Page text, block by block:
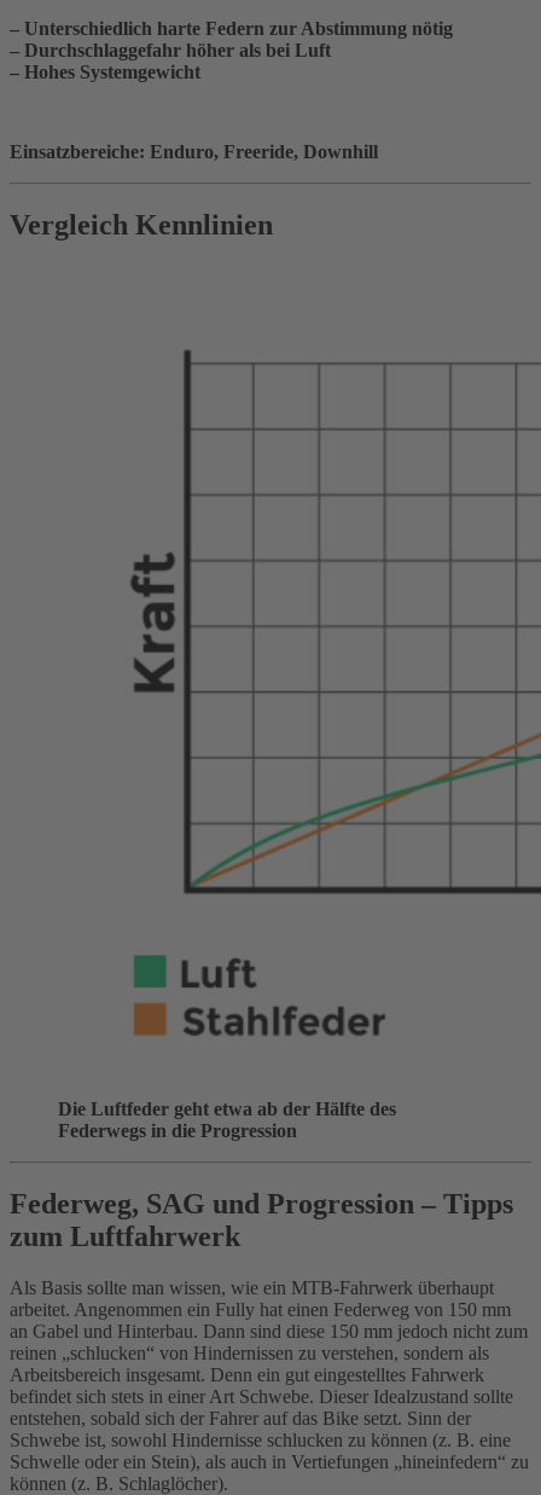
– Unterschiedlich harte Federn zur Abstimmung nötig
– Durchschlaggefahr höher als bei Luft
– Hohes Systemgewicht
Einsatzbereiche: Enduro, Freeride, Downhill
Vergleich Kennlinien
Die Luftfeder geht etwa ab der Hälfte des
Federwegs in die Progression
Federweg, SAG und Progression – Tipps
zum Luftfahrwerk
Als Basis sollte man wissen, wie ein MTB-Fahrwerk überhaupt
arbeitet. Angenommen ein Fully hat einen Federweg von 150 mm
an Gabel und Hinterbau. Dann sind diese 150 mm jedoch nicht zum
reinen „schlucken“ von Hindernissen zu verstehen, sondern als
Arbeitsbereich insgesamt. Denn ein gut eingestelltes Fahrwerk
befindet sich stets in einer Art Schwebe. Dieser Idealzustand sollte
entstehen, sobald sich der Fahrer auf das Bike setzt. Sinn der
Schwebe ist, sowohl Hindernisse schlucken zu können (z. B. eine
Schwelle oder ein Stein), als auch in Vertiefungen „hineinfedern“ zu
können (z. B. Schlaglöcher).